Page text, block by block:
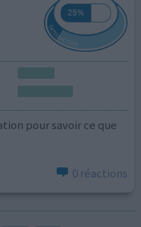
pour savoir ce que
0 réactions